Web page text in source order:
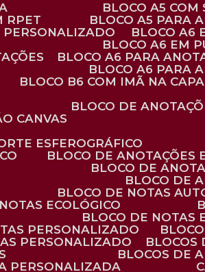
BLOCO A5
RPET
BLOCO A5 PARA
PERSONALIZADO
BLOCO
BLOCO A6 EM
BLOCO A6 PARA
BLOCO A6 PARA
BLOCO B6 COM IMÃ NA
BLOCO DE
CANVAS
ESFEROGRÁFICO
BLOCO DE
BLOCO DE
BLOCO DE
BLOCO DE NOTAS
NOTAS ECOLÓGICO
BLOCO DE
PERSONALIZADO
PERSONALIZADO
BLOCOS DE
PERSONALIZADA